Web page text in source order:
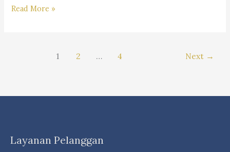
Tips
Firm
Read More »
1 2 … 4 Next →
Layanan Pelanggan